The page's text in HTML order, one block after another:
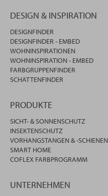
DESIGN & INSPIRATION
DESIGNFINDER
DESIGNFINDER - EMBED
WOHNINSPIRATIONEN
WOHNINSPIRATION - EMBED
FARBGRUPPENFINDER
SCHATTENFINDER
PRODUKTE
SICHT- & SONNENSCHUTZ
INSEKTENSCHUTZ
VORHANGSTANGEN & -SCHIENEN
SMART HOME
COFLEX FARBPROGRAMM
UNTERNEHMEN